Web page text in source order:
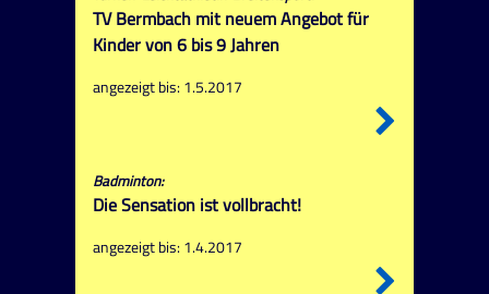
TV Bermbach mit neuem Angebot für
Kinder von 6 bis 9 Jahren
angezeigt bis: 1.5.2017
Badminton:
Die Sensation ist vollbracht!
angezeigt bis: 1.4.2017